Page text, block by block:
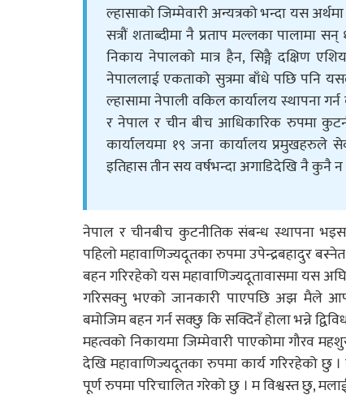
ल्हासाको जिम्मेवारी अन्यत्रको भन्दा यस
सत्रौं शताब्दीमा नै प्रताप मल्लका पालामा
निकाय नेपालको मात्र हैन, सिङ्गै दक्षिण
नेपाललाई एकताको सुत्रमा बाँधे पछि पनि
ल्हासामा नेपाली वकिल कार्यालय स्थापना
र नेपाल र चीन बीच आधिकारिक रुपमा
कार्यालयमा १९ जना कार्यालय प्रमुखहरुले
इतिहास तीन सय वर्षभन्दा अगाडिदेखि नै कुनै
नेपाल र चीनबीच कुटनीतिक संबन्ध स्थापना
पहिलो महावाणिज्यदूतका रुपमा उपेन्द्रबहादुर
बहन गरिरहेको यस महावाणिज्यदूतावासमा यस अघि
गरिसक्नु भएको जानकारी पाएपछि अझ मैले
बमोजिम बहन गर्न सक्छु कि सक्दिनँ होला भन्ने
महत्वको निकायमा जिम्मेवारी पाएकोमा गौरव
देखि महावाणिज्यदूतका रुपमा कार्य गरिरहेको
पूर्ण रुपमा परिचालित गरेको छु । म विश्वस्त छु,